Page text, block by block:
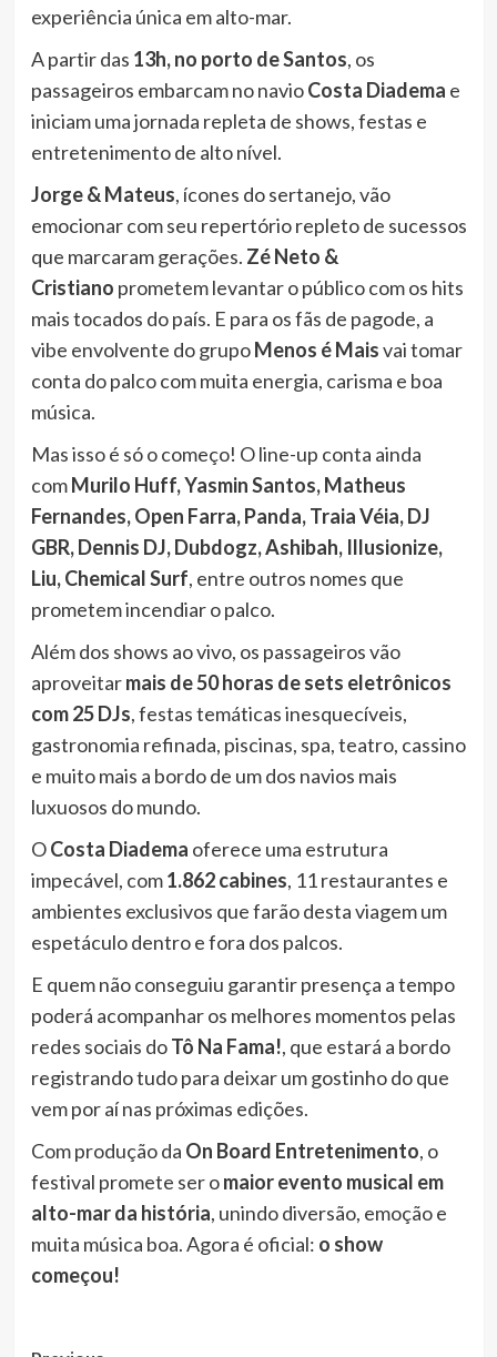
experiência única em alto-mar.
A partir das 13h, no porto de Santos, os
passageiros embarcam no navioCosta Diadema e
iniciam uma jornada repleta de shows, festas e
entretenimento de alto nível.
Jorge & Mateus, ícones do sertanejo, vão
emocionar com seu repertório repleto de sucessos
que marcaram gerações. Zé Neto &
Cristiano prometem levantar o público com os hits
mais tocados do país. E para os fãs de pagode, a
vibe envolvente do grupoMenos é Maisvai tomar
conta do palco com muita energia, carisma e boa
música.
Mas isso é só o começo! O line-up conta ainda
comMurilo Huff, Yasmin Santos, Matheus
Fernandes, Open Farra, Panda, Traia Véia, DJ
GBR, Dennis DJ, Dubdogz, Ashibah, Illusionize,
Liu, Chemical Surf, entre outros nomes que
prometem incendiar o palco.
Além dos shows ao vivo, os passageiros vão
aproveitarmais de 50 horas de sets eletrônicos
com 25 DJs, festas temáticas inesquecíveis,
gastronomia refinada, piscinas, spa, teatro, cassino
e muito mais a bordo de um dos navios mais
luxuosos do mundo.
OCosta Diadema oferece uma estrutura
impecável, com1.862 cabines, 11 restaurantes e
ambientes exclusivos que farão desta viagem um
espetáculo dentro e fora dos palcos.
E quem não conseguiu garantir presença a tempo
poderá acompanhar os melhores momentos pelas
redes sociais doTô Na Fama!, que estará a bordo
registrando tudo para deixar um gostinho do que
vem por aí nas próximas edições.
Com produção da On Board Entretenimento, o
festival promete ser omaior evento musical em
alto-mar da história, unindo diversão, emoção e
muita música boa. Agora é oficial: o show
começou!